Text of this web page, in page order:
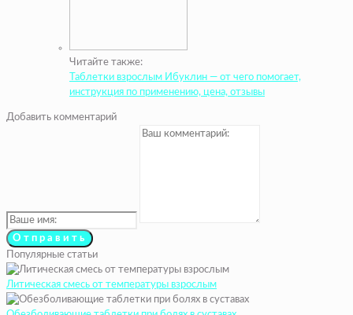
Читайте также:
Таблетки взрослым Ибуклин — от чего помогает,
инструкция по применению, цена, отзывы
Добавить комментарий
Популярные статьи
Литическая смесь от температуры взрослым